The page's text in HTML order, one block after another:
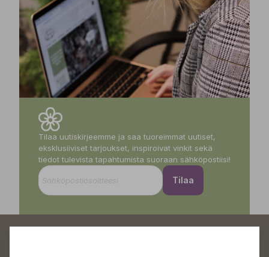
Tilaa uutiskirjeemme ja saa tuoreimmat uutiset,
eksklusiiviset tarjoukset, inspiroivat vinkit sekä
tiedot tulevista tapahtumista suoraan sähköpostiisi!
Tilaa